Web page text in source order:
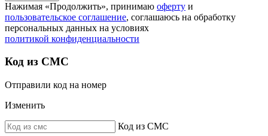
Нажимая «Продолжить», принимаю оферту и
пользовательское соглашение, соглашаюсь на обработку
персональных данных на условиях
политикой конфиденциальности
Код из СМС
Отправили код на номер
Изменить
Код из СМС